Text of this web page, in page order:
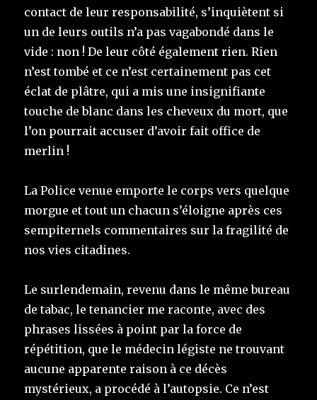
contact de leur responsabilité, s’inquiètent si
un de leurs outils n’a pas vagabondé dans le
vide : non ! De leur côté également rien. Rien
n’est tombé et ce n’est certainement pas cet
éclat de plâtre, qui a mis une insignifiante
touche de blanc dans les cheveux du mort, que
l’on pourrait accuser d’avoir fait office de
merlin !
La Police venue emporte le corps vers quelque
morgue et tout un chacun s’éloigne après ces
sempiternels commentaires sur la fragilité de
nos vies citadines.
Le surlendemain, revenu dans le même bureau
de tabac, le tenancier me raconte, avec des
phrases lissées à point par la force de
répétition, que le médecin légiste ne trouvant
aucune apparente raison à ce décès
mystérieux, a procédé à l’autopsie. Ce n’est